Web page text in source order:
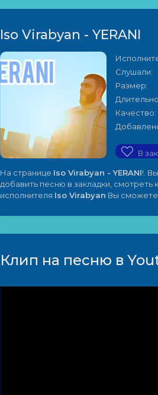
Iso Virabyan - YERANI
Слушали:
Размер:
Качество:
В
На странице Iso Virabyan - YERANI!.
добавить песню в закладки,
исполнителя Iso Virabyan Вы сможете
Клип на песню в